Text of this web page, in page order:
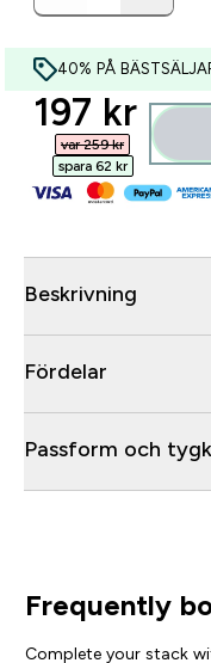
40% PÅ
197 kr‎
var 259 kr‎
spara 62 kr‎
Beskrivning
Fördelar
Passform och
Frequently
Complete your stack